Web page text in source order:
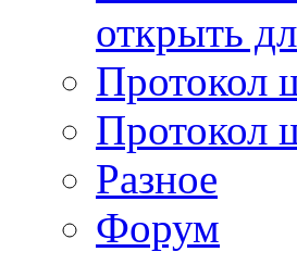
открыть
Протокол
Протокол
Разное
Форум